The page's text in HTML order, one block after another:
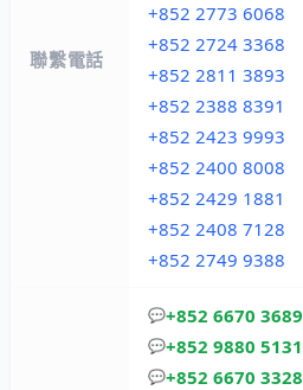
聯繫電話
+852 2773 6068
+852 2724 3368
+852 2811 3893
+852 2388 8391
+852 2423 9993
+852 2400 8008
+852 2429 1881
+852 2408 7128
+852 2749 9388
💬+852 6670 3689
💬+852 9880 5131
💬+852 6670 3328